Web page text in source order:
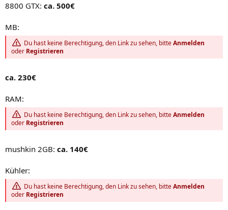
8800 GTX: ca. 500€
MB:
Du hast keine Berechtigung, den Link zu sehen, bitteAnmelden
oder Registrieren
ca. 230€
RAM:
Du hast keine Berechtigung, den Link zu sehen, bitteAnmelden
oder Registrieren
mushkin 2GB: ca. 140€
Kühler:
Du hast keine Berechtigung, den Link zu sehen, bitteAnmelden
oder Registrieren